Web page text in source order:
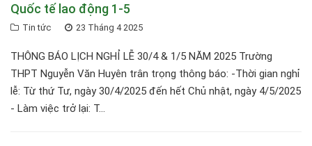
Quốc tế lao động 1-5
Tin tức 23 Tháng 4 2025
THÔNG BÁO LỊCH NGHỈ LỄ 30/4 & 1/5 NĂM 2025 Trường
THPT Nguyễn Văn Huyên trân trọng thông báo: -Thời gian nghỉ
lễ: Từ thứ Tư, ngày 30/4/2025 đến hết Chủ nhật, ngày 4/5/2025
- Làm việc trở lại: T...